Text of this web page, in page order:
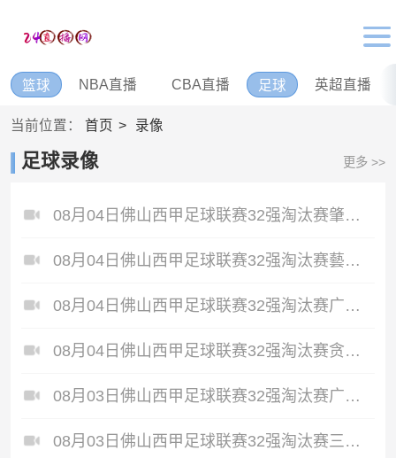
篮球 NBA直播 CBA直播 足球 英超直播
当前位置： 首页 录像
足球录像 更多 >>
08月04日佛山西甲足球联赛32强淘汰赛肇庆恒骏成VS三七互娱全场录像
08月04日佛山西甲足球联赛32强淘汰赛藝品高國際VS湛江狂狼·粵辉能源全场录像
08月04日佛山西甲足球联赛32强淘汰赛广东西南建设VS香港圣徒全场录像
08月04日佛山西甲足球联赛32强淘汰赛贪玩游戏VS美的薪火全场录像
08月03日佛山西甲足球联赛32强淘汰赛广东凤铝VS湛江八部科技全场录像
08月03日佛山西甲足球联赛32强淘汰赛三水乐民兴健力宝VS中国澳门澳科精英全场录像